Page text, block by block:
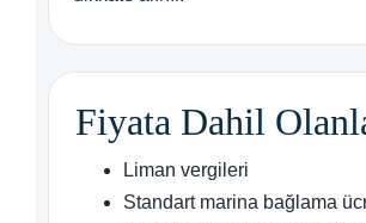
Fiyata Dahil
Liman vergileri
Standart marina bağlama